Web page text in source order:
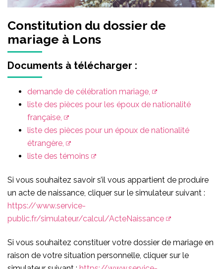
Constitution du dossier de
mariage à Lons
Documents à télécharger :
demande de célébration mariage,
liste des pièces pour les époux de nationalité
française,
liste des pièces pour un époux de nationalité
étrangère,
liste des témoins
Si vous souhaitez savoir s’il vous appartient de produire
un acte de naissance, cliquer sur le simulateur suivant :
https://www.service-
public.fr/simulateur/calcul/ActeNaissance
Si vous souhaitez constituer votre dossier de mariage en
raison de votre situation personnelle, cliquer sur le